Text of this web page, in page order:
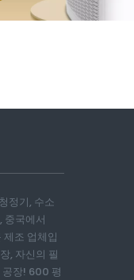
정기, 수소
중국에서
조 업체입
, 자신의 필
공장! 600 평